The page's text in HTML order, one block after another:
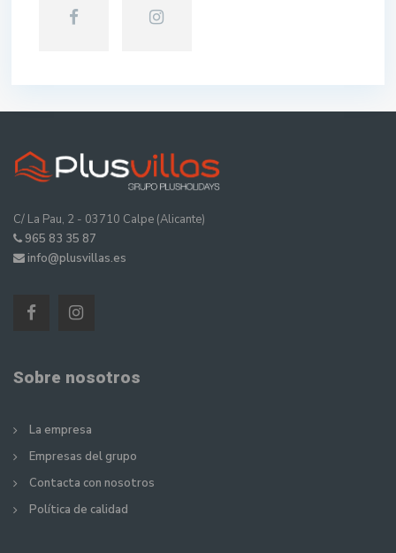
C/ La Pau, 2 - 03710 Calpe (Alicante)
965 83 35 87
info@plusvillas.es
Sobre nosotros
La empresa
Empresas del grupo
Contacta con nosotros
Política de calidad